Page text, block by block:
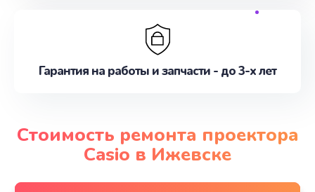
Гарантия на работы и запчасти - до 3-х лет
Стоимость ремонта проектора
Casio в Ижевске